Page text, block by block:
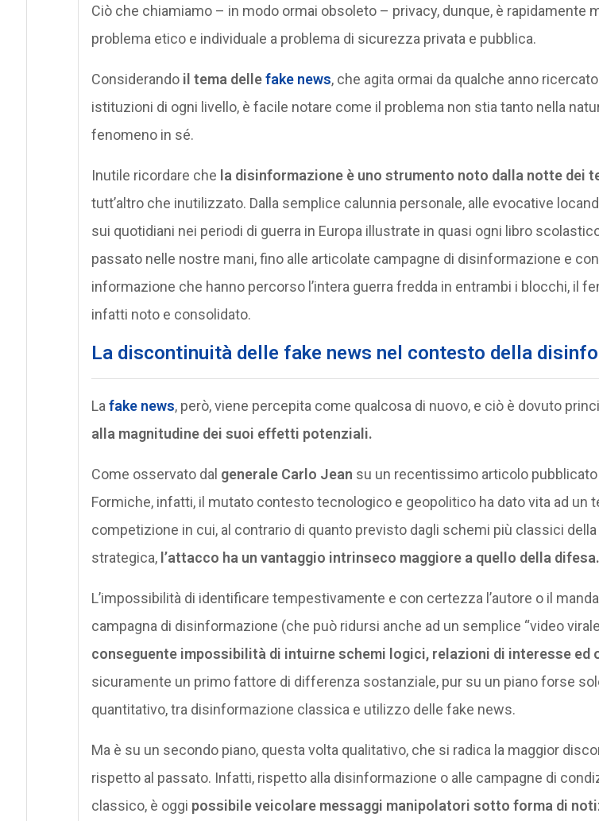
Ciò che chiamiamo – in modo ormai obsoleto – privacy, dunque, è rapidamente
problema etico e individuale a problema di sicurezza privata e pubblica.
Considerando il tema dellefake news, che agita ormai da qualche anno
istituzioni di ogni livello, è facile notare come il problema non stia tanto nella
fenomeno in sé.
Inutile ricordare che la disinformazione è uno strumento noto dalla notte dei
tutt’altro che inutilizzato. Dalla semplice calunnia personale, alle evocative
sui quotidiani nei periodi di guerra in Europa illustrate in quasi ogni libro
passato nelle nostre mani, fino alle articolate campagne di disinformazione e
informazione che hanno percorso l’intera guerra fredda in entrambi i blocchi, il
infatti noto e consolidato.
La discontinuità delle fake news nel contesto della
La fake news, però, viene percepita come qualcosa di nuovo, e ciò è dovuto
alla magnitudine dei suoi effetti potenziali.
Come osservato dal generale Carlo Jean su un recentissimo articolo pubblicato
Formiche, infatti, il mutato contesto tecnologico e geopolitico ha dato vita ad un
competizione in cui, al contrario di quanto previsto dagli schemi più classici della
strategica, l’attacco ha un vantaggio intrinseco maggiore a quello della difesa.
L’impossibilità di identificare tempestivamente e con certezza l’autore o il
campagna di disinformazione (che può ridursi anche ad un semplice “video
conseguente impossibilità di intuirne schemi logici, relazioni di interesse ed
sicuramente un primo fattore di differenza sostanziale, pur su un piano forse
quantitativo, tra disinformazione classica e utilizzo delle fake news.
Ma è su un secondo piano, questa volta qualitativo, che si radica la maggior
rispetto al passato. Infatti, rispetto alla disinformazione o alle campagne di
classico, è oggi possibile veicolare messaggi manipolatori sotto forma di